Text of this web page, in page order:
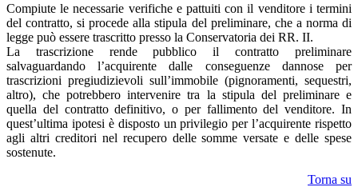
Compiute le necessarie verifiche e pattuiti con il venditore i termini
del contratto, si procede alla stipula del preliminare, che a norma di
legge può essere trascritto presso la Conservatoria dei RR. II.
La trascrizione rende pubblico il contratto preliminare
salvaguardando l’acquirente dalle conseguenze dannose per
trascrizioni pregiudizievoli sull’immobile (pignoramenti, sequestri,
altro), che potrebbero intervenire tra la stipula del preliminare e
quella del contratto definitivo, o per fallimento del venditore. In
quest’ultima ipotesi è disposto un privilegio per l’acquirente rispetto
agli altri creditori nel recupero delle somme versate e delle spese
sostenute.
Torna su